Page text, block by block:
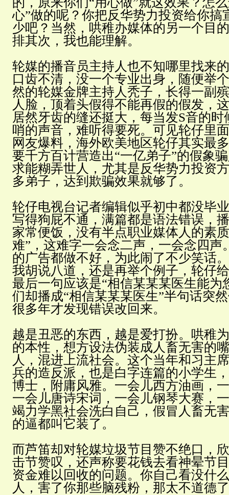
心”做的呢？你把反华势力投资给你搞
少吧？当然，哄稚办媒体的另一个目
排其次，我也能理解。
轮媒的播音员主持人也不知哪里找来
口齿不清，没一个专业出身，随便举
然的轮媒金牌主持人秃子，长得一副
人脸，顶着头假得不能再假的假发，
居然牙齿的缝还挺大，每当发S音的
哨的声音，难听得要死。可见轮仔里
网友爆料，海外欧美地区轮仔其实最
要千方百计营造出“一亿弟子”的假象
求能糊弄世人，尤其是反华势力投资
多弟子，达到欺骗效果就够了。
轮仔电视台记者编辑似乎初中都没毕
写得狗屁不通，满篇都是语法错误，
家常便饭，没有半点职业媒体人的素
难”，这难字一会念二声，一会念四声
的广告都做不好，为此闹了不少笑话
我胡说八道，还是再举个例子，轮仔
最后一句应该是“相信某某某医生能为
们却播成“相信某某某医生”半句话突
很多年才发现错误改回来。
越是丑恶的东西，越是爱打扮。哄稚
的本性，想方设法伪装成人畜无害的
人，混进上流社会。这个当年和习主
兵的造反派，也是白字连篇的小学生
博士，附庸风雅。一会儿西方油画，
一会儿唐诗宋词，一会儿钢琴大赛，
竭力学黑社会洗白自己，假冒人畜无
的逼都叫它装了。
而芦笛却对轮媒垃圾节目赞不绝口，
击节赞叹，还声称要花钱去看神晕节
资金难以回收的问题。你自己看没什
人，害了你那些脑残粉，那太不道德